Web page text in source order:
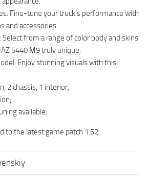
Fine-tune your truck’s performance with
and accessories.
from a range of color body and skins
5440 М9 truly unique.
Enjoy stunning visuals with this
2 chassis, 1 interior;
available.
to the latest game patch 1.52